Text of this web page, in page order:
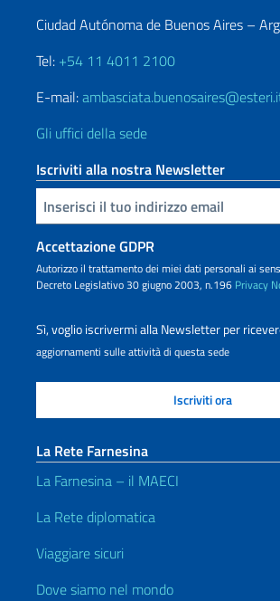
Ciudad Autónoma de Buenos Aires –
Tel: +54 11 4011 2100
E-mail:
Gli uffici della sede
Iscriviti alla nostra Newsletter
Inserisci la tua email
Accettazione GDPR
Autorizzo il trattamento dei miei dati personali ai
Decreto Legislativo 30 giugno 2003, n.196 Privacy
Sì, voglio iscrivermi alla Newsletter per
aggiornamenti sulle attività di questa sede
La Rete Farnesina
La Farnesina – il MAECI
La Rete diplomatica
Viaggiare sicuri
Dove siamo nel mondo